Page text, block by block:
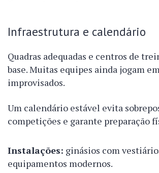
Infraestrutura e calendário
Quadras adequadas e centros de
base. Muitas equipes ainda jogam
improvisados.
Um calendário estável evita
competições e garante preparação
Instalações: ginásios com
equipamentos modernos.